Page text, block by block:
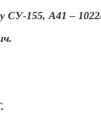
СУ-155, А41 –